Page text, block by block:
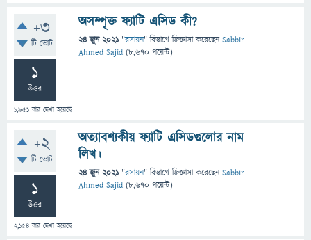
+3
টি ভোট
1
উত্তর
1,951 বার দেখা হয়েছে
অসম্পৃক্ত ফ্যাটি এসিড কী?
24 জুন 2021 "রসায়ন" বিভাগে জিজ্ঞাসাকরেছেনSabbir
Ahmed Sajid (8,670 পয়েন্ট)
+2
টি ভোট
1
উত্তর
2,154 বার দেখা হয়েছে
অত্যাবশ্যকীয় ফ্যাটি এসিডগুলোর নাম
লিখ।
24 জুন 2021 "রসায়ন" বিভাগে জিজ্ঞাসাকরেছেনSabbir
Ahmed Sajid (8,670 পয়েন্ট)